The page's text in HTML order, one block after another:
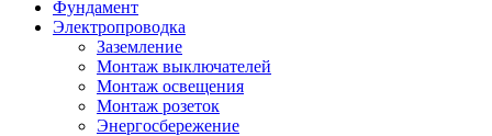
Фундамент
Электропроводка
Заземление
Монтаж выключателей
Монтаж освещения
Монтаж розеток
Энергосбережение